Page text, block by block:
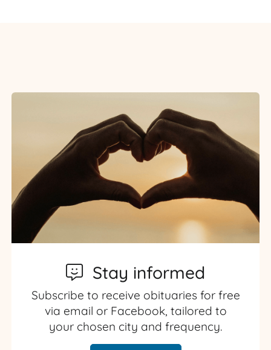
Stay informed
Subscribe to receive obituaries for free
via email or Facebook, tailored to
your chosen city and frequency.